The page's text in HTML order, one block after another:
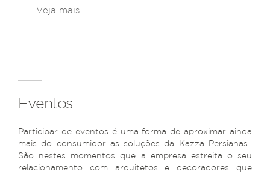
Veja mais
Eventos
Participar de eventos é uma forma de aproximar ainda
mais do consumidor as soluções da Kazza Persianas.
São nestes momentos que a empresa estreita o seu
relacionamento com arquitetos e decoradores que